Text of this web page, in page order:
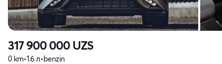
317 900 000 UZS
0 km•1.6 л•benzin